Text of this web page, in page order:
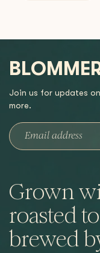
Grown
roasted
brewed
Join us for updates
more.